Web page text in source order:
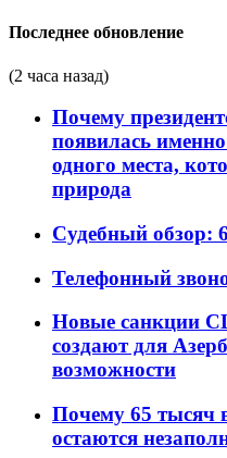
Последнее обновление
(2 часа назад)
Почему
появилась
одного места,
природа
Судебный обзор:
Телефонный
Новые санкции
создают для
возможности
Почему 65 тысяч
остаются